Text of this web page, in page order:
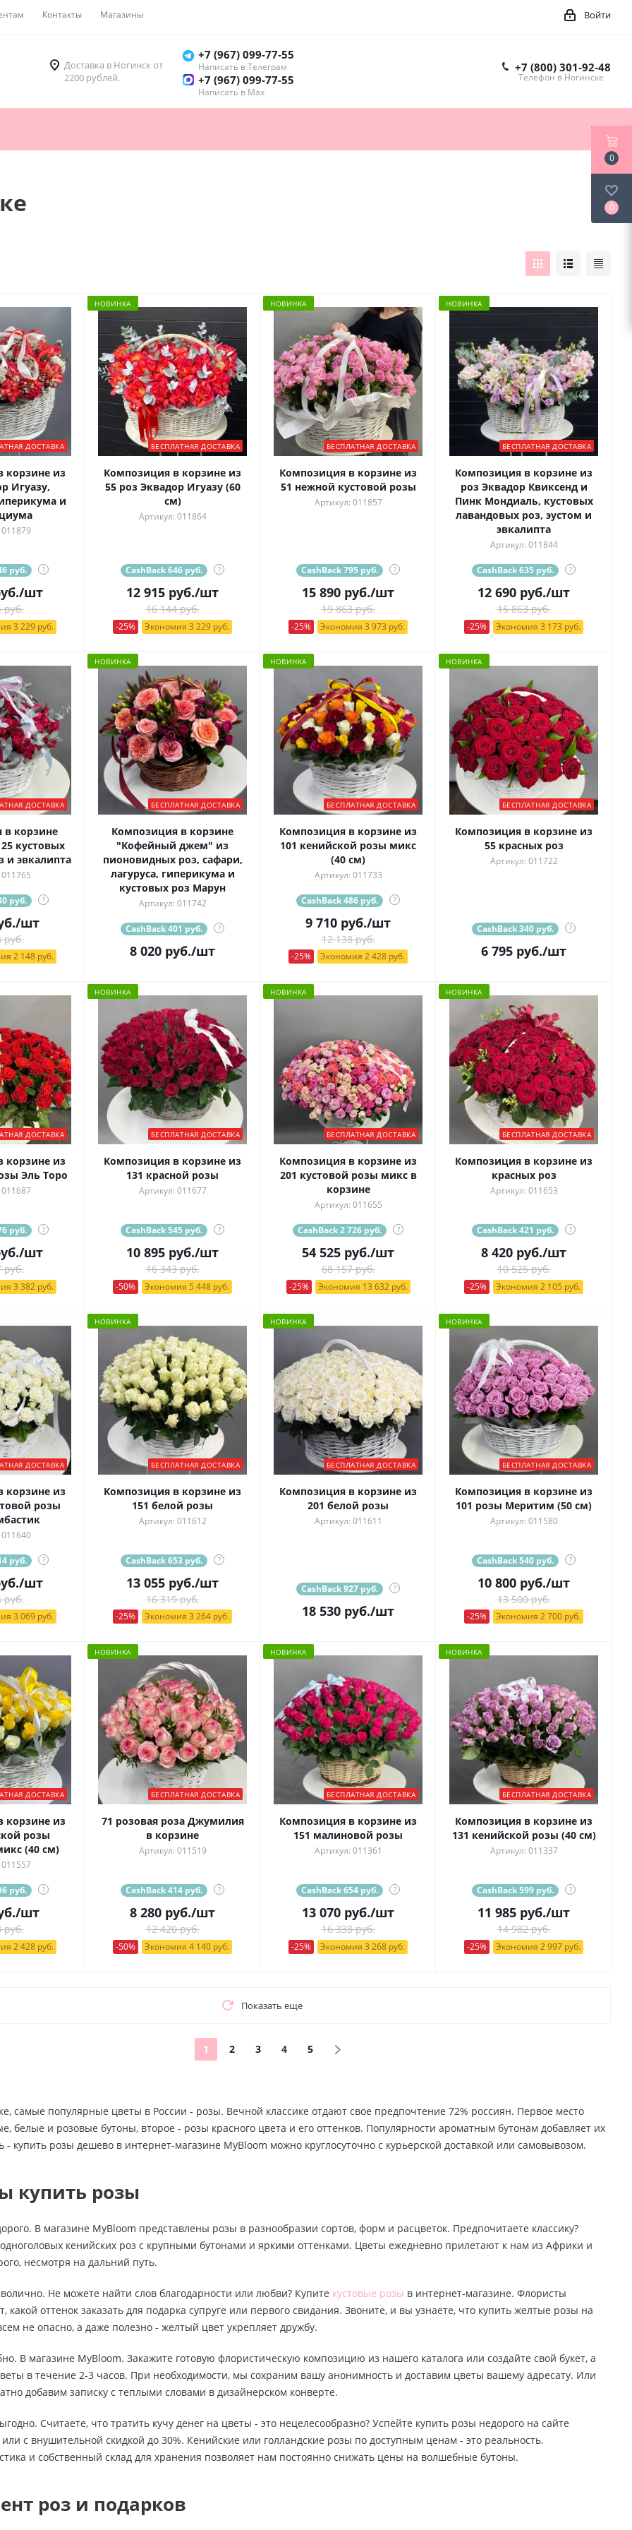
Контакты Магазины Войти
Доставка в Ногинск от
2200 рублей.
+7 (967) 099-77-55
Написать в Телеграм
+7 (967) 099-77-55
Написать в Мах
+7 (800) 301-92-48
Телефон в Ногинске
ДОСТАВКА
корзине из
Игуазу,
и
руб. ?
/шт
руб.
3 229 руб.
НОВИНКА
БЕСПЛАТНАЯ ДОСТАВКА
Композиция в корзине из
55 роз Эквадор Игуазу (60
см)
Артикул: 011864
CashBack 646 руб. ?
12 915 руб./шт
16 144 руб.
-25% Экономия 3 229 руб.
НОВИНКА
БЕСПЛАТНАЯ ДОСТАВКА
Композиция в корзине из
51 нежной кустовой розы
Артикул: 011857
CashBack 795 руб. ?
15 890 руб./шт
19 863 руб.
-25% Экономия 3 973 руб.
НОВИНКА
БЕСПЛАТНАЯ ДОСТАВКА
Композиция в корзине из
роз Эквадор Квиксенд и
Пинк Мондиаль, кустовых
лавандовых роз, эустом и
эвкалипта
Артикул: 011844
CashBack 635 руб. ?
12 690 руб./шт
15 863 руб.
-25% Экономия 3 173 руб.
ДОСТАВКА
в корзине
кустовых
и эвкалипта
руб. ?
/шт
руб.
2 148 руб.
НОВИНКА
БЕСПЛАТНАЯ ДОСТАВКА
Композиция в корзине
"Кофейный джем" из
пионовидных роз, сафари,
лагуруса, гиперикума и
кустовых роз Марун
Артикул: 011742
CashBack 401 руб. ?
8 020 руб./шт
НОВИНКА
БЕСПЛАТНАЯ ДОСТАВКА
Композиция в корзине из
101 кенийской розы микс
(40 см)
Артикул: 011733
CashBack 486 руб. ?
9 710 руб./шт
12 138 руб.
-25% Экономия 2 428 руб.
НОВИНКА
БЕСПЛАТНАЯ ДОСТАВКА
Композиция в корзине из
55 красных роз
Артикул: 011722
CashBack 340 руб. ?
6 795 руб./шт
ДОСТАВКА
корзине из
Эль Торо
руб. ?
/шт
руб.
3 382 руб.
НОВИНКА
БЕСПЛАТНАЯ ДОСТАВКА
Композиция в корзине из
131 красной розы
Артикул: 011677
CashBack 545 руб. ?
10 895 руб./шт
16 343 руб.
-50% Экономия 5 448 руб.
НОВИНКА
БЕСПЛАТНАЯ ДОСТАВКА
Композиция в корзине из
201 кустовой розы микс в
корзине
Артикул: 011655
CashBack 2 726 руб. ?
54 525 руб./шт
68 157 руб.
-25% Экономия 13 632 руб.
НОВИНКА
БЕСПЛАТНАЯ ДОСТАВКА
Композиция в корзине из
красных роз
Артикул: 011653
CashBack 421 руб. ?
8 420 руб./шт
10 525 руб.
-25% Экономия 2 105 руб.
ДОСТАВКА
корзине из
розы
руб. ?
/шт
руб.
3 069 руб.
НОВИНКА
БЕСПЛАТНАЯ ДОСТАВКА
Композиция в корзине из
151 белой розы
Артикул: 011612
CashBack 653 руб. ?
13 055 руб./шт
16 319 руб.
-25% Экономия 3 264 руб.
НОВИНКА
БЕСПЛАТНАЯ ДОСТАВКА
Композиция в корзине из
201 белой розы
Артикул: 011611
CashBack 927 руб. ?
18 530 руб./шт
НОВИНКА
БЕСПЛАТНАЯ ДОСТАВКА
Композиция в корзине из
101 розы Меритим (50 см)
Артикул: 011580
CashBack 540 руб. ?
10 800 руб./шт
13 500 руб.
-25% Экономия 2 700 руб.
ДОСТАВКА
корзине из
розы
(40 см)
руб. ?
/шт
руб.
2 428 руб.
НОВИНКА
БЕСПЛАТНАЯ ДОСТАВКА
71 розовая роза Джумилия
в корзине
Артикул: 011519
CashBack 414 руб. ?
8 280 руб./шт
12 420 руб.
-50% Экономия 4 140 руб.
НОВИНКА
БЕСПЛАТНАЯ ДОСТАВКА
Композиция в корзине из
151 малиновой розы
Артикул: 011361
CashBack 654 руб. ?
13 070 руб./шт
16 338 руб.
-25% Экономия 3 268 руб.
НОВИНКА
БЕСПЛАТНАЯ ДОСТАВКА
Композиция в корзине из
131 кенийской розы (40 см)
Артикул: 011337
CashBack 599 руб. ?
11 985 руб./шт
14 982 руб.
-25% Экономия 2 997 руб.
Показать еще
1 2 3 4 5
самые популярные цветы в России - розы. Вечной классике отдают свое предпочтение 72% россиян. Первое место
белые и розовые бутоны, второе - розы красного цвета и его оттенков. Популярности ароматным бутонам добавляет их
- купить розы дешево в интернет-магазине MyBloom можно круглосуточно с курьерской доставкой или самовывозом.
купить розы
В магазине MyBloom представлены розы в разнообразии сортов, форм и расцветок. Предпочитаете классику?
одноголовых кенийских роз с крупными бутонами и яркими оттенками. Цветы ежедневно прилетают к нам из Африки и
несмотря на дальний путь.
Не можете найти слов благодарности или любви? Купите кустовые розы в интернет-магазине. Флористы
какой оттенок заказать для подарка супруге или первого свидания. Звоните, и вы узнаете, что купить желтые розы на
не опасно, а даже полезно - желтый цвет укрепляет дружбу.
В магазине MyBloom. Закажите готовую флористическую композицию из нашего каталога или создайте свой букет, а
в течение 2-3 часов. При необходимости, мы сохраним вашу анонимность и доставим цветы вашему адресату. Или
добавим записку с теплыми словами в дизайнерском конверте.
Считаете, что тратить кучу денег на цветы - это нецелесообразно? Успейте купить розы недорого на сайте
с внушительной скидкой до 30%. Кенийские или голландские розы по доступным ценам - это реальность.
и собственный склад для хранения позволяет нам постоянно снижать цены на волшебные бутоны.
роз и подарков
0
0